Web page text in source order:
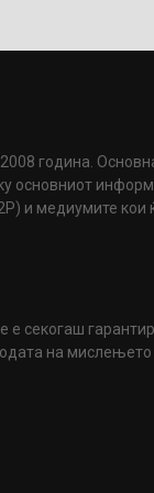
година.
основниот
и медиумите кои
секогаш
на